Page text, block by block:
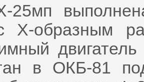
25мп
Х-образным
в ОКБ-81